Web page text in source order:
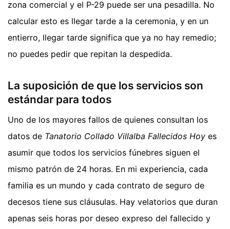
zona comercial y el P-29 puede ser una pesadilla. No
calcular esto es llegar tarde a la ceremonia, y en un
entierro, llegar tarde significa que ya no hay remedio;
no puedes pedir que repitan la despedida.
La suposición de que los servicios son
estándar para todos
Uno de los mayores fallos de quienes consultan los
datos de Tanatorio Collado Villalba Fallecidos Hoy es
asumir que todos los servicios fúnebres siguen el
mismo patrón de 24 horas. En mi experiencia, cada
familia es un mundo y cada contrato de seguro de
decesos tiene sus cláusulas. Hay velatorios que duran
apenas seis horas por deseo expreso del fallecido y